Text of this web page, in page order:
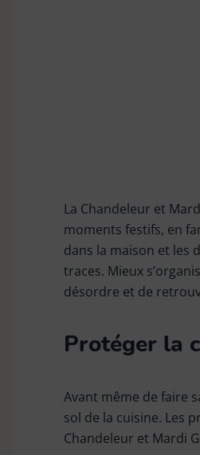
La Chandeleur et
moments festifs, en
dans la maison et les
traces. Mieux
désordre et de
Protéger la
Avant même de faire
sol de la cuisine. Les
Chandeleur et Mardi